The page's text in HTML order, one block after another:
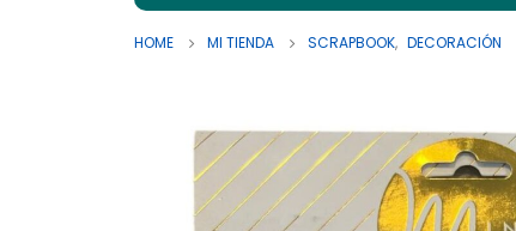
HOME MI TIENDA SCRAPBOOK, DECORACIÓN